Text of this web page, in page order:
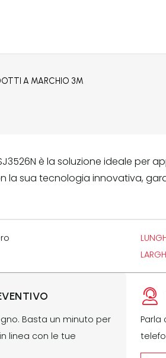
A MARCHIO 3M
è la soluzione ideale per
la sua tecnologia innovativa,
Basta un minuto per
linea con le tue